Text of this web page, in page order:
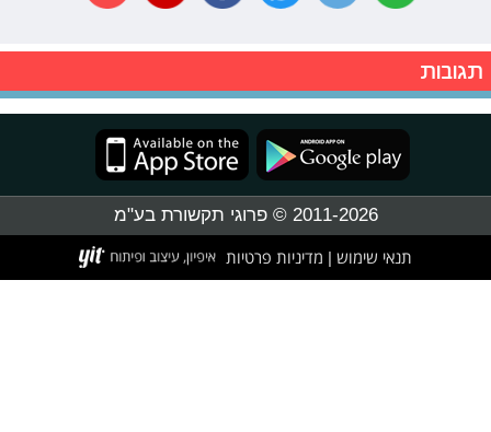
תגובות
2011-2026 © פרוגי תקשורת בע"מ
תנאי שימוש | מדיניות פרטיות